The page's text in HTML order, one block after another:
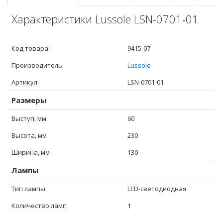
Характеристики Lussole LSN-0701-01
Код товара:
9415-07
Производитель:
Lussole
Артикул:
LSN-0701-01
Размеры
Выступ, мм
60
Высота, мм
230
Ширина, мм
130
Лампы
Тип лампы
LED-светодиодная
Количество ламп
1